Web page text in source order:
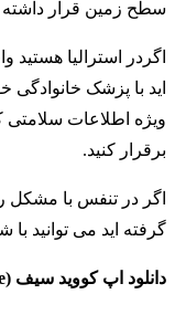
سطح زمین قرار داشته
اگردر استرالیا
اید با پزشک
ویژه اطلاعات
برقرار کنید.
اگر در تنفس با مشکل
گرفته اید می توانید با شماره 000 ارتباط
دانلود اپ کووید سیف (COVIDSafe)